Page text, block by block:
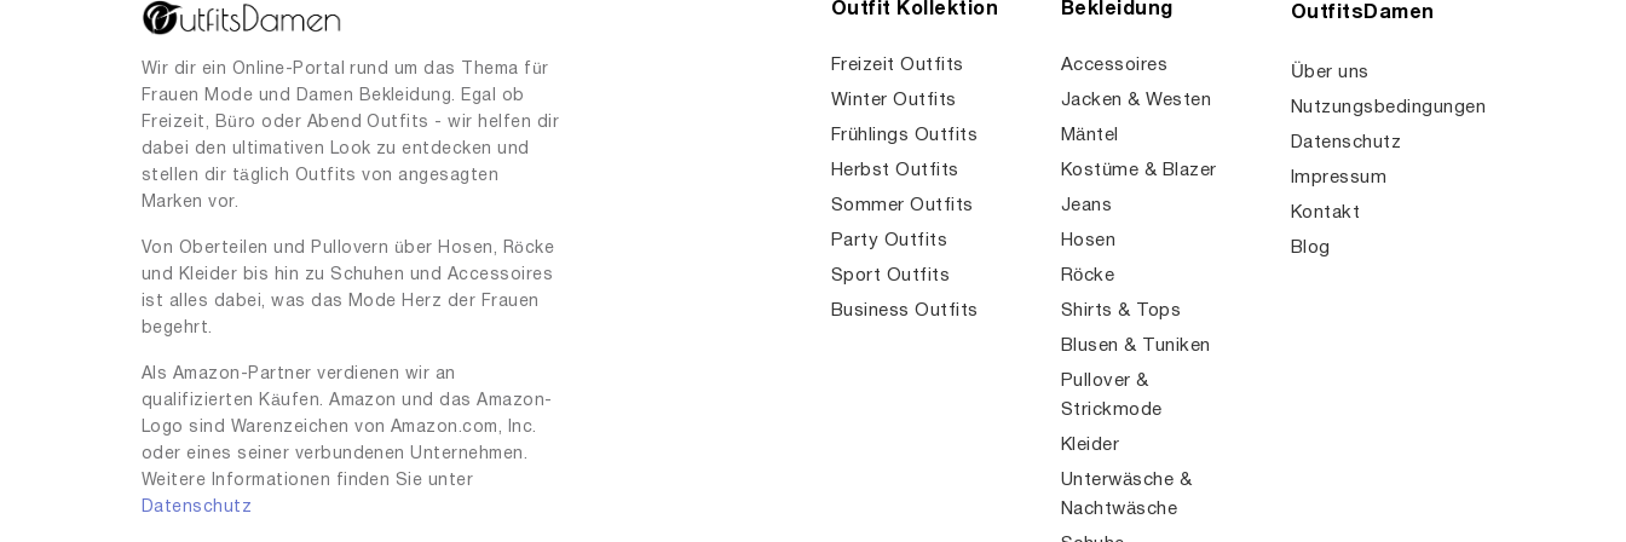
40 6
41 1
48 1
52
54
Wir dir ein Online-Portal rund um das Thema für
Frauen Mode und Damen Bekleidung. Egal ob
Freizeit, Büro oder Abend Outfits - wir helfen dir
dabei den ultimativen Look zu entdecken und
stellen dir täglich Outfits von angesagten
Marken vor.
Von Oberteilen und Pullovern über Hosen, Röcke
und Kleider bis hin zu Schuhen und Accessoires
ist alles dabei, was das Mode Herz der Frauen
begehrt.
Als Amazon-Partner verdienen wir an
qualifizierten Käufen. Amazon und das Amazon-
Logo sind Warenzeichen von Amazon.com, Inc.
oder eines seiner verbundenen Unternehmen.
Weitere Informationen finden Sie unter
Datenschutz
Outfit Kollektion
Freizeit Outfits
Winter Outfits
Frühlings Outfits
Herbst Outfits
Sommer Outfits
Party Outfits
Sport Outfits
Business Outfits
Bekleidung
Accessoires
Jacken & Westen
Mäntel
Kostüme & Blazer
Jeans
Hosen
Röcke
Shirts & Tops
Blusen & Tuniken
Pullover &
Strickmode
Kleider
Unterwäsche &
Nachtwäsche
OutfitsDamen
Über uns
Nutzungsbedingungen
Datenschutz
Impressum
Kontakt
Blog